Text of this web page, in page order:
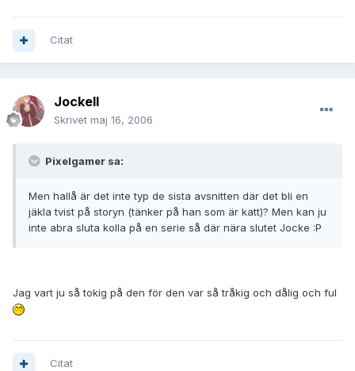
Citat
JockeII
Skrivet maj 16, 2006
Pixelgamer sa:
Men hallå är det inte typ de sista avsnitten där det bli en
jäkla tvist på storyn (tänker på han som är katt)? Men kan ju
inte abra sluta kolla på en serie så där nära slutet Jocke :P
Jag vart ju så tokig på den för den var så tråkig och dålig och ful
Citat